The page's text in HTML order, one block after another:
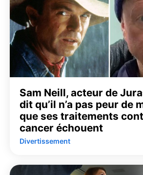
Sam Neill, acteur de
dit qu’il n’a pas peur de
que ses traitements
cancer échouent
Divertissement